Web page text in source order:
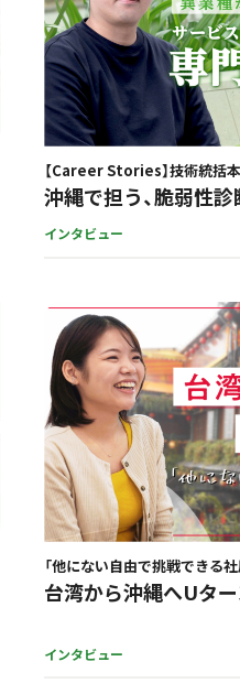
【Career Stories】技術統括
沖縄で担う、脆弱性
インタビュー
「他にない自由で挑戦できる
台湾から沖縄へUタ
インタビュー